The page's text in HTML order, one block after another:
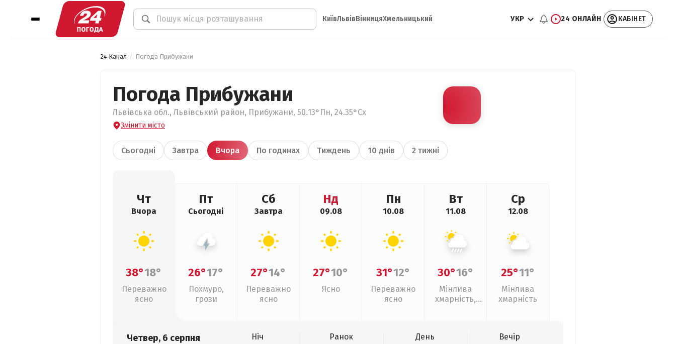
КиївЛьвівВінницяХмельницький УКР 24 ОНЛАЙН КАБІНЕТ
24 Канал Погода Прибужани
Погода Прибужани
Львівська обл., Львівський район, Прибужани, 50.13°Пн, 24.35°Сх
Змінити місто
Сьогодні Завтра Вчора По годинах Тиждень 10 днів 2 тижні
Чт
Вчора
38°18°
Переважно
ясно
Пт
Сьогодні
26°17°
Похмуро,
грози
Сб
Завтра
27°14°
Переважно
ясно
Нд
09.08
27°10°
Ясно
Пн
10.08
31°12°
Переважно
ясно
Вт
11.08
30°16°
Мінлива
хмарність,
Ср
12.08
25°11°
Мінлива
хмарність
Четвер, 6 серпня Ніч Ранок День
Вечір